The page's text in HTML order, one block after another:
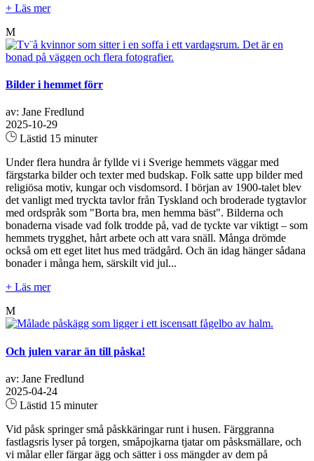
+ Läs mer
M
Bilder i hemmet förr
av: Jane Fredlund
2025-10-29
Lästid 15 minuter
Under flera hundra år fyllde vi i Sverige hemmets väggar med
färgstarka bilder och texter med budskap. Folk satte upp bilder med
religiösa motiv, kungar och visdomsord. I början av 1900-talet blev
det vanligt med tryckta tavlor från Tyskland och broderade tygtavlor
med ordspråk som "Borta bra, men hemma bäst". Bilderna och
bonaderna visade vad folk trodde på, vad de tyckte var viktigt – som
hemmets trygghet, hårt arbete och att vara snäll. Många drömde
också om ett eget litet hus med trädgård. Och än idag hänger sådana
bonader i många hem, särskilt vid jul...
+ Läs mer
M
Och julen varar än till påska!
av: Jane Fredlund
2025-04-24
Lästid 15 minuter
Vid påsk springer små påskkäringar runt i husen. Färggranna
fastlagsris lyser på torgen, småpojkarna tjatar om påsksmällare, och
vi målar eller färgar ägg och sätter i oss mängder av dem på